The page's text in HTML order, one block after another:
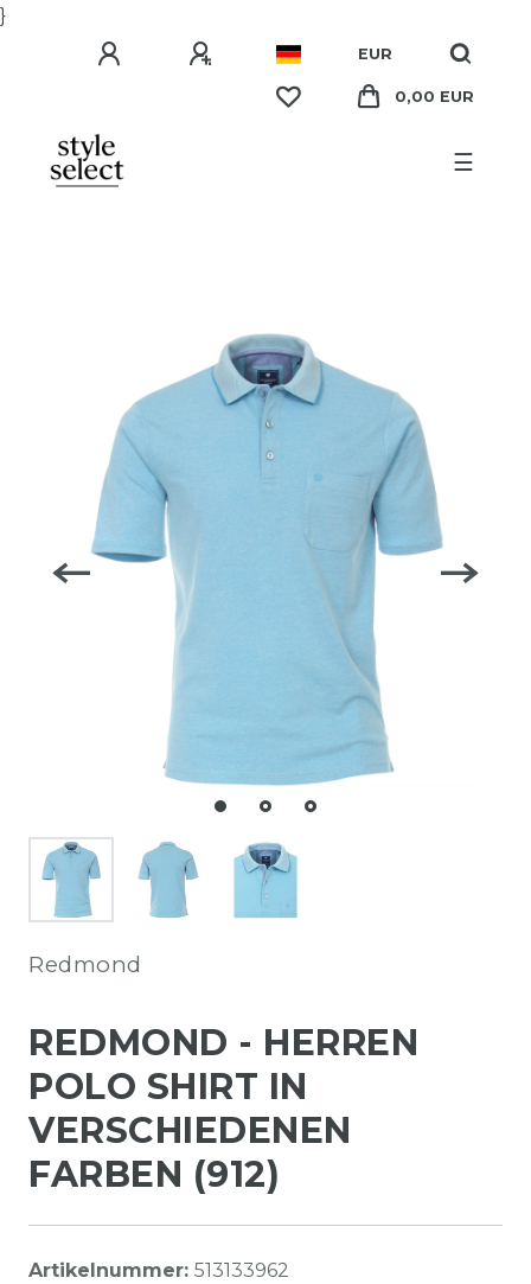
}
EUR
0,00 EUR
☰
Redmond
REDMOND - HERREN
POLO SHIRT IN
VERSCHIEDENEN
FARBEN (912)
Artikelnummer: 513133962